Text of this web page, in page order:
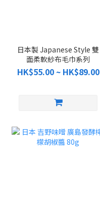
日本製 Japanese Style 雙
面柔軟紗布毛巾系列
HK$55.00 ~ HK$89.00